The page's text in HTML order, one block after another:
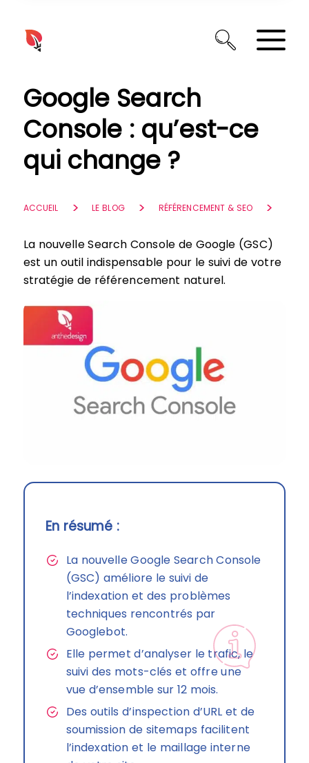
Google Search
Console : qu’est-ce
qui change ?
ACCUEIL LE BLOG RÉFÉRENCEMENT & SEO
La nouvelle Search Console de Google (GSC)
est un outil indispensable pour le suivi de votre
stratégie de référencement naturel.
En résumé :
La nouvelle Google Search Console
(GSC) améliore le suivi de
l’indexation et des problèmes
techniques rencontrés par
Googlebot.
Elle permet d’analyser le trafic, le
suivi des mots-clés et offre une
vue d’ensemble sur 12 mois.
Des outils d’inspection d’URL et de
soumission de sitemaps facilitent
l’indexation et le maillage interne